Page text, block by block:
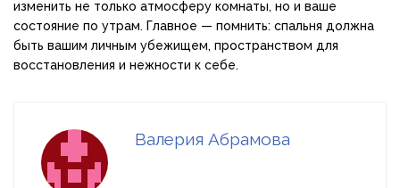
изменить не только атмосферу комнаты, но и ваше
состояние по утрам. Главное — помнить: спальня должна
быть вашим личным убежищем, пространством для
восстановления и нежности к себе.
Валерия Абрамова